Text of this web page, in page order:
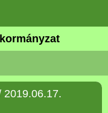
2019.06.17.